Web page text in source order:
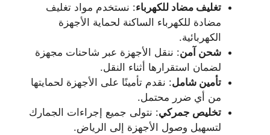
تغليف مضاد للكهرباء: نستخدم مواد تغليف
مضادة للكهرباء الساكنة لحماية الأجهزة
الكهربائية.
شحن آمن: ننقل الأجهزة عبر شاحنات مجهزة
لضمان استقرارها أثناء النقل.
تأمين شامل: نقدم تأمينًا على الأجهزة لحمايتها
من أي ضرر محتمل.
تخليص جمركي: نتولى جميع إجراءات الجمارك
لتسهيل وصول الأجهزة إلى الرياض.